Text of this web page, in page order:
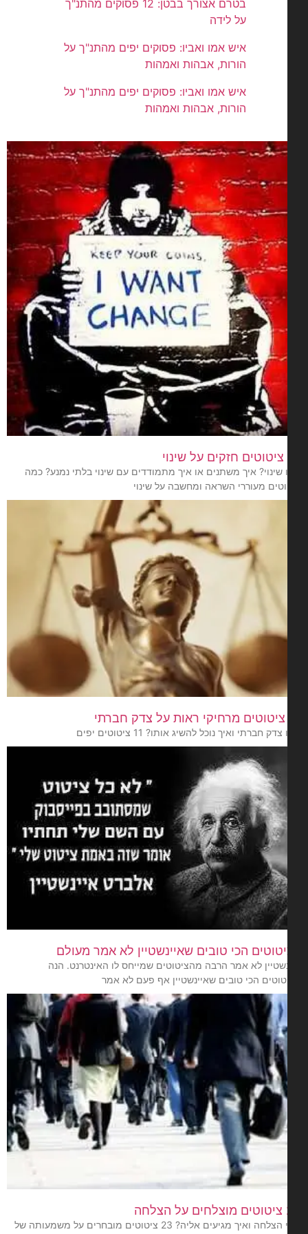
בטרם אצורך בבטן: 12 פסוקים מהתנ"ך
על לידה
איש אמו ואביו: פסוקים יפים מהתנ"ך על
הורות, אבהות ואמהות
איש אמו ואביו: פסוקים יפים מהתנ"ך על
הורות, אבהות ואמהות
שינוי? איך משתנים או איך מתמודדים עם שינוי בלתי נמנע? כמה
מעוררי השראה ומחשבה על שינוי
חברתי ואיך נוכל להשיג אותו? 11 ציטוטים יפים
הכי טובים שאיינשטיין לא אמר מעולם
לא אמר הרבה מהציטוטים שמייחס לו האינטרנט. הנה
הכי טובים שאיינשטיין אף פעם לא אמר
מהי הצלחה ואיך מגיעים אליה? 23 ציטוטים מובחרים על משמעותה של